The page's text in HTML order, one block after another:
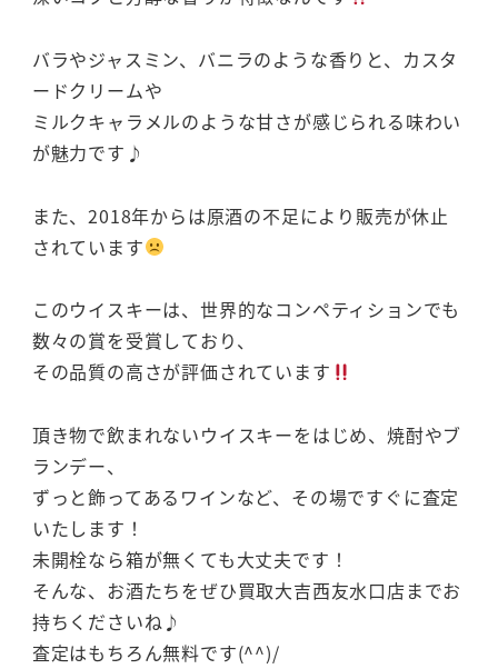
バラやジャスミン、バニラのような香りと、カスタ
ードクリームや
ミルクキャラメルのような甘さが感じられる味わい
が魅力です♪
また、2018年からは原酒の不足により販売が休止
されています
このウイスキーは、世界的なコンペティションでも
数々の賞を受賞しており、
その品質の高さが評価されています
頂き物で飲まれないウイスキーをはじめ、焼酎やブ
ランデー、
ずっと飾ってあるワインなど、その場ですぐに査定
いたします！
未開栓なら箱が無くても大丈夫です！
そんな、お酒たちをぜひ買取大吉西友水口店までお
持ちくださいね♪
査定はもちろん無料です(^^)/